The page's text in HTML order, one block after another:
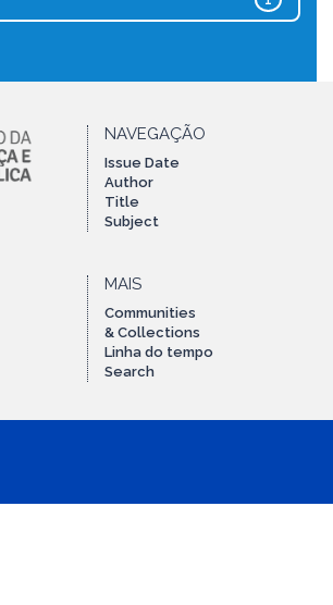
NAVEGAÇÃO
Issue Date
Author
Title
Subject
MAIS
Communities
& Collections
Linha do tempo
Search